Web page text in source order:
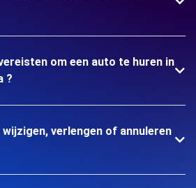
om een auto te huren in
?
wijzigen, verlengen of annuleren